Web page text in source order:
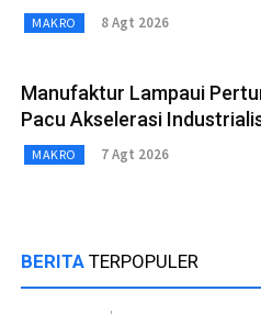
MAKRO 8 Agt 2026
Manufaktur Lampaui
Pacu Akselerasi
MAKRO 7 Agt 2026
BERITA TERPOPULER